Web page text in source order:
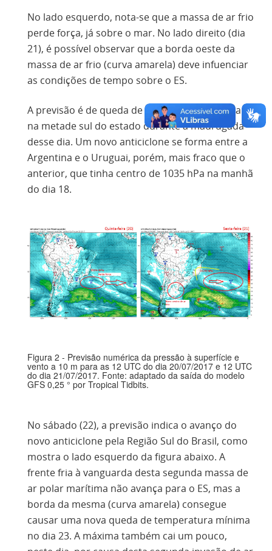
No lado esquerdo, nota-se que a massa de ar frio
perde força, já sobre o mar. No lado direito (dia
21), é possível observar que a borda oeste da
massa de ar frio (curva amarela) deve infuenciar
as condições de tempo sobre o ES.
A previsão é de queda de temperatura mínima
na metade sul do estado durante a madrugada
desse dia. Um novo anticiclone se forma entre a
Argentina e o Uruguai, porém, mais fraco que o
anterior, que tinha centro de 1035 hPa na manhã
do dia 18.
Figura 2 - Previsão numérica da pressão à superfície e
vento a 10 m para as 12 UTC do dia 20/07/2017 e 12 UTC
do dia 21/07/2017. Fonte: adaptado da saída do modelo
GFS 0,25 ° por Tropical Tidbits.
No sábado (22), a previsão indica o avanço do
novo anticiclone pela Região Sul do Brasil, como
mostra o lado esquerdo da figura abaixo. A
frente fria à vanguarda desta segunda massa de
ar polar marítima não avança para o ES, mas a
borda da mesma (curva amarela) consegue
causar uma nova queda de temperatura mínima
no dia 23. A máxima também cai um pouco,